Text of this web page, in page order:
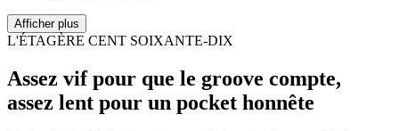
Afficher plus
L'ÉTAGÈRE CENT SOIXANTE-DIX
Assez vif pour que le groove compte,
assez lent pour un pocket honnête